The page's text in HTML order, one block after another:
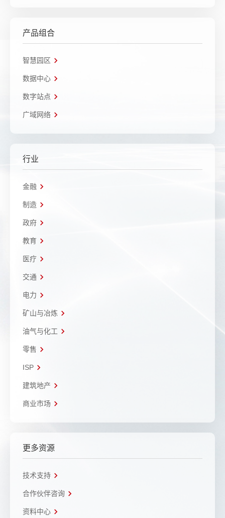
产品组合
智慧园区
数据中心
数字站点
广域网络
行业
金融
制造
政府
教育
医疗
交通
电力
矿山与冶炼
油气与化工
零售
ISP
建筑地产
商业市场
更多资源
技术支持
合作伙伴咨询
资料中心